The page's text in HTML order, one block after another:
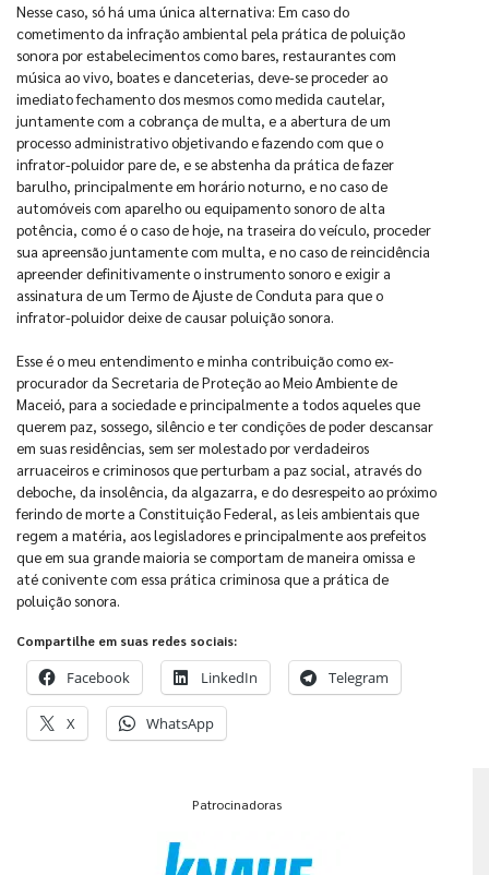
Nesse caso, só há uma única alternativa: Em caso do
cometimento da infração ambiental pela prática de poluição
sonora por estabelecimentos como bares, restaurantes com
música ao vivo, boates e danceterias, deve-se proceder ao
imediato fechamento dos mesmos como medida cautelar,
juntamente com a cobrança de multa, e a abertura de um
processo administrativo objetivando e fazendo com que o
infrator-poluidor pare de, e se abstenha da prática de fazer
barulho, principalmente em horário noturno, e no caso de
automóveis com aparelho ou equipamento sonoro de alta
potência, como é o caso de hoje, na traseira do veículo, proceder
sua apreensão juntamente com multa, e no caso de reincidência
apreender definitivamente o instrumento sonoro e exigir a
assinatura de um Termo de Ajuste de Conduta para que o
infrator-poluidor deixe de causar poluição sonora.
Esse é o meu entendimento e minha contribuição como ex-
procurador da Secretaria de Proteção ao Meio Ambiente de
Maceió, para a sociedade e principalmente a todos aqueles que
querem paz, sossego, silêncio e ter condições de poder descansar
em suas residências, sem ser molestado por verdadeiros
arruaceiros e criminosos que perturbam a paz social, através do
deboche, da insolência, da algazarra, e do desrespeito ao próximo
ferindo de morte a Constituição Federal, as leis ambientais que
regem a matéria, aos legisladores e principalmente aos prefeitos
que em sua grande maioria se comportam de maneira omissa e
até conivente com essa prática criminosa que a prática de
poluição sonora.
Compartilhe em suas redes sociais:
Facebook LinkedIn Telegram
X WhatsApp
Patrocinadoras